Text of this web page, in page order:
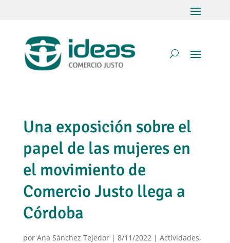
Una exposición sobre el
papel de las mujeres en
el movimiento de
Comercio Justo llega a
Córdoba
por Ana Sánchez Tejedor| 8/11/2022 | Actividades,